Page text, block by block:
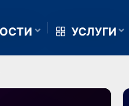
УСЛУГИ